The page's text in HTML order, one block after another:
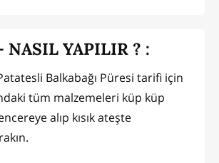
NASIL YAPILIR ? :
Balkabağı Püresi tarifi için
tüm malzemeleri küp küp
alıp kısık ateşte